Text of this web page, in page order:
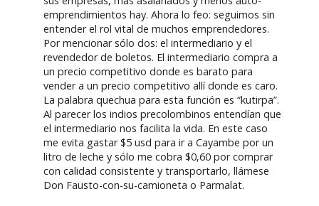
emprendimientos hay. Ahora lo feo: seguimos sin
entender el rol vital de muchos emprendedores.
Por mencionar sólo dos: el intermediario y el
revendedor de boletos. El intermediario compra a
un precio competitivo donde es barato para
vender a un precio competitivo allí donde es caro.
La palabra quechua para esta función es “kutirpa”.
Al parecer los indios precolombinos entendían que
el intermediario nos facilita la vida. En este caso
me evita gastar $5 usd para ir a Cayambe por un
litro de leche y sólo me cobra $0,60 por comprar
con calidad consistente y transportarlo, llámese
Don Fausto-con-su-camioneta o Parmalat.